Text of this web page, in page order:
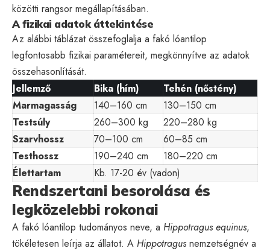
közötti rangsor megállapításában.
A fizikai adatok áttekintése
Az alábbi táblázat összefoglalja a fakó lóantilop
legfontosabb fizikai paramétereit, megkönnyítve az adatok
összehasonlítását.
Jellemző
Bika (hím)
Tehén (nőstény)
Marmagasság
140–160 cm
130–150 cm
Testsúly
260–300 kg
220–280 kg
Szarvhossz
70–100 cm
60–85 cm
Testhossz
190–240 cm
180–220 cm
Élettartam
Kb. 17-20 év (vadon)
Rendszertani besorolása és
legközelebbi rokonai
A fakó lóantilop tudományos neve, a Hippotragus equinus,
tökéletesen leírja az állatot. A Hippotragusnemzetségnév a